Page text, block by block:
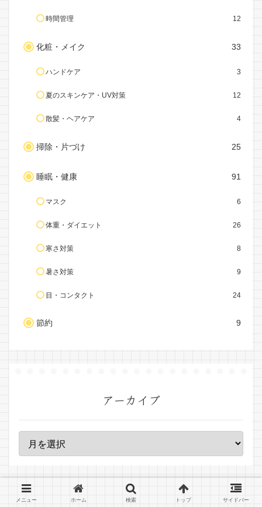
時間管理 12
化粧・メイク 33
ハンドケア 3
夏のスキンケア・UV対策 12
散髪・ヘアケア 4
掃除・片づけ 25
睡眠・健康 91
マスク 6
体重・ダイエット 26
寒さ対策 8
暑さ対策 9
目・コンタクト 24
節約 9
アーカイブ
メニュー ホーム 検索 トップ サイドバー